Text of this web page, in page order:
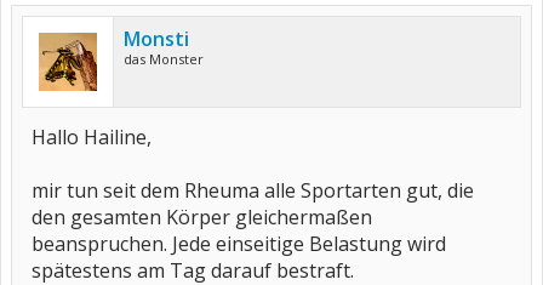
Monsti
das Monster
Hallo Hailine,
mir tun seit dem Rheuma alle Sportarten gut, die
den gesamten Körper gleichermaßen
beanspruchen. Jede einseitige Belastung wird
spätestens am Tag darauf bestraft.